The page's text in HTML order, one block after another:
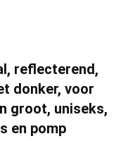
reflecterend,
donker, voor
groot, uniseks,
en pomp